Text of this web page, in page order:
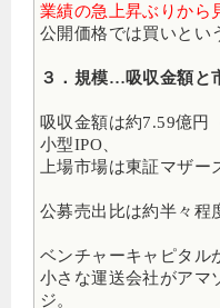
業績の急上昇ぶりから
公開価格では買いとい
３．規模…吸収金額と
吸収金額は約7.59億円
小型IPO、
上場市場は東証マザー
公募売出比は約半々程
ベンチャーキャピタル
小さな運送会社がアマ
ジ。